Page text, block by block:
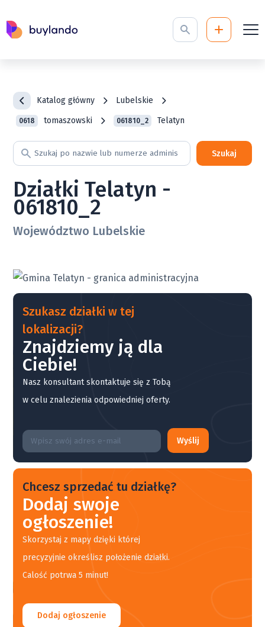
Katalog główny Lubelskie
0618 tomaszowski 061810_2 Telatyn
Szukaj
Działki Telatyn -
061810_2
Województwo Lubelskie
Szukasz działki w tej
lokalizacji?
Znajdziemy ją dla
Ciebie!
Nasz konsultant skontaktuje się z Tobą
w celu znalezienia odpowiedniej oferty.
Wyślij
Chcesz sprzedać tu działkę?
Dodaj swoje
ogłoszenie!
Skorzystaj z mapy dzięki której
precyzyjnie określisz położenie działki.
Calość potrwa 5 minut!
Dodaj ogłoszenie